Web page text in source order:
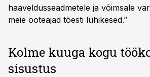
haaveldusseadmetele ja võimsale
meie ooteajad tõesti lühikesed.”
Kolme kuuga kogu
sisustus